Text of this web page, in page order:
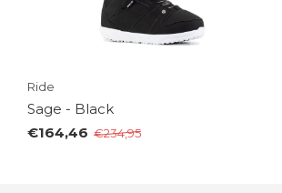
Ride
Sage - Black
€164,46 €234,95